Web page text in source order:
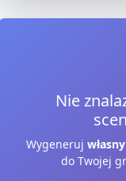
Nie
Wygeneruj
do Twojej